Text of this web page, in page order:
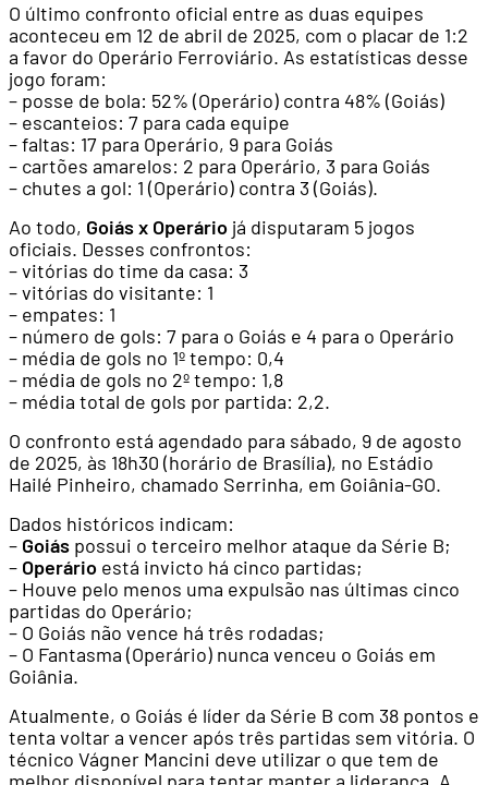
O último confronto oficial entre as duas equipes
aconteceu em 12 de abril de 2025, com o placar de 1:2
a favor do Operário Ferroviário. As estatísticas desse
jogo foram:
– posse de bola: 52% (Operário) contra 48% (Goiás)
– escanteios: 7 para cada equipe
– faltas: 17 para Operário, 9 para Goiás
– cartões amarelos: 2 para Operário, 3 para Goiás
– chutes a gol: 1 (Operário) contra 3 (Goiás).
Ao todo, Goiás x Operário já disputaram 5 jogos
oficiais. Desses confrontos:
– vitórias do time da casa: 3
– vitórias do visitante: 1
– empates: 1
– número de gols: 7 para o Goiás e 4 para o Operário
– média de gols no 1º tempo: 0,4
– média de gols no 2º tempo: 1,8
– média total de gols por partida: 2,2.
O confronto está agendado para sábado, 9 de agosto
de 2025, às 18h30 (horário de Brasília), no Estádio
Hailé Pinheiro, chamado Serrinha, em Goiânia-GO.
Dados históricos indicam:
– Goiás possui o terceiro melhor ataque da Série B;
– Operário está invicto há cinco partidas;
– Houve pelo menos uma expulsão nas últimas cinco
partidas do Operário;
– O Goiás não vence há três rodadas;
– O Fantasma (Operário) nunca venceu o Goiás em
Goiânia.
Atualmente, o Goiás é líder da Série B com 38 pontos e
tenta voltar a vencer após três partidas sem vitória. O
técnico Vágner Mancini deve utilizar o que tem de